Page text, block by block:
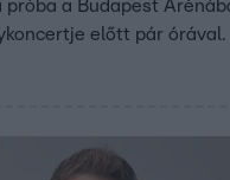
próba a Budapest
előtt pár órával.